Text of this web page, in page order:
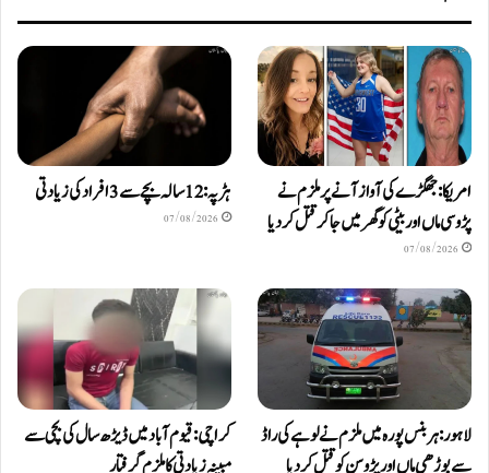
امریکا: جھگڑے کی آواز آنے پر ملزم نے
پڑوسی ماں اور بیٹی کو گھر میں جا کر قتل کر دیا
07/08/2026
ہڑپہ: 12 سالہ بچے سے 3 افراد کی زیادتی
07/08/2026
لاہور: ہربنس پورہ میں ملزم نے لوہے کی راڈ
سے بوڑھی ماں اور پڑوسن کو قتل کر دیا
کراچی: قیوم آباد میں ڈیڑھ سال کی بچی سے
مبینہ زیادتی کا ملزم گرفتار